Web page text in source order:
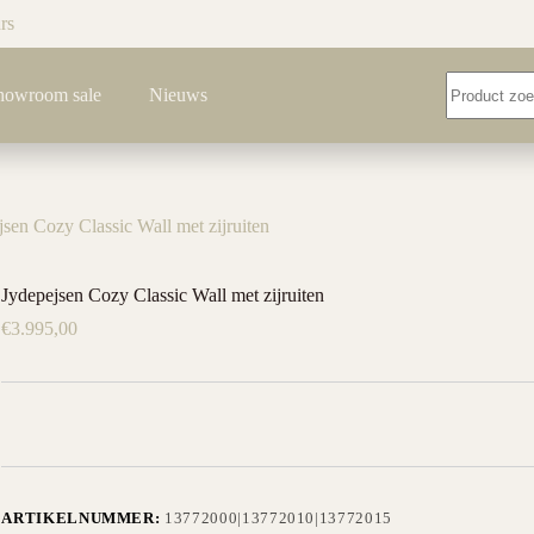
sale Nieuws
resultaten
Cozy Classic Wall met zijruiten
Jydepejsen Cozy Classic Wall met zijruiten
€3.995,00
ARTIKELNUMMER: 13772000|13772010|13772015